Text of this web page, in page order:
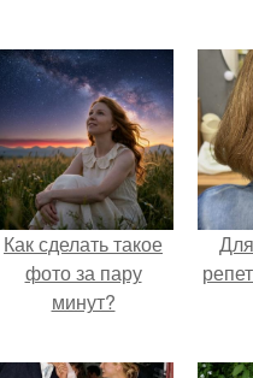
Как сделать такое
фото за пару
минут?